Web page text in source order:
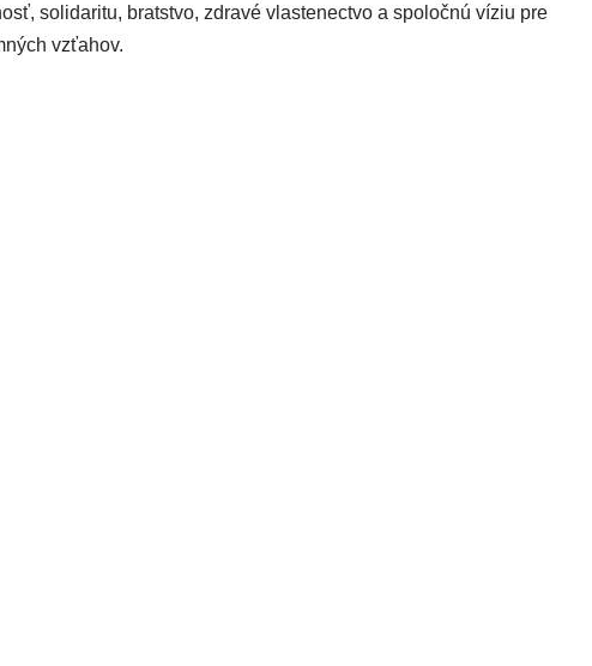
solidaritu, bratstvo, zdravé vlastenectvo a spoločnú víziu pre
vzťahov.